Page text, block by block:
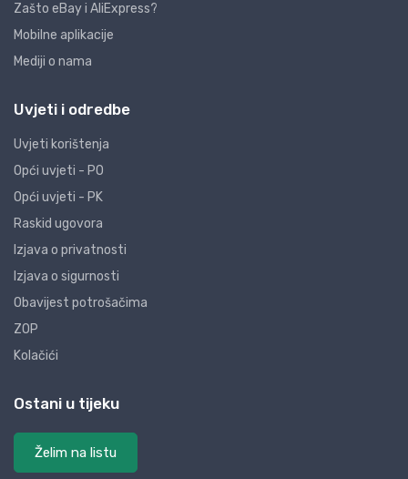
Zašto eBay i AliExpress?
Mobilne aplikacije
Mediji o nama
Uvjeti i odredbe
Uvjeti korištenja
Opći uvjeti - PO
Opći uvjeti - PK
Raskid ugovora
Izjava o privatnosti
Izjava o sigurnosti
Obavijest potrošačima
ZOP
Kolačići
Ostani u tijeku
Želim na listu